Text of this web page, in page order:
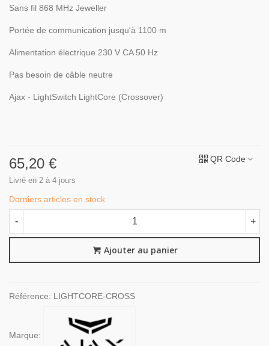
Sans fil 868 MHz Jeweller
Portée de communication jusqu'à 1100 m
Alimentation électrique 230 V CA 50 Hz
Pas besoin de câble neutre
Ajax - LightSwitch LightCore (Crossover)
65,20 €
Livré en 2 à 4 jours
QR Code
Derniers articles en stock
- +
Ajouter au panier
Référence: LIGHTCORE-CROSS
Marque: